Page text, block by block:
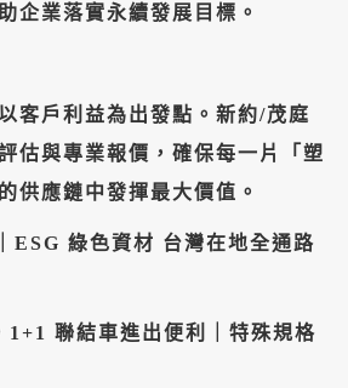
企業落實永續發展目標。
客戶利益為出發點。新約/茂庭
估與專業報價，確保每一片「塑
供應鏈中發揮最大價值。
綠色資材 台灣在地全通路
1+1 聯結車進出便利｜特殊規格